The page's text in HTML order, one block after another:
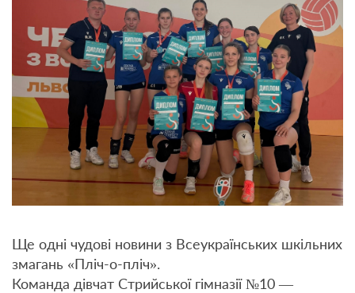
Ще одні чудові новини з Всеукраїнських шкільних
змагань «Пліч-о-пліч».
Команда дівчат Стрийської гімназії №10 —